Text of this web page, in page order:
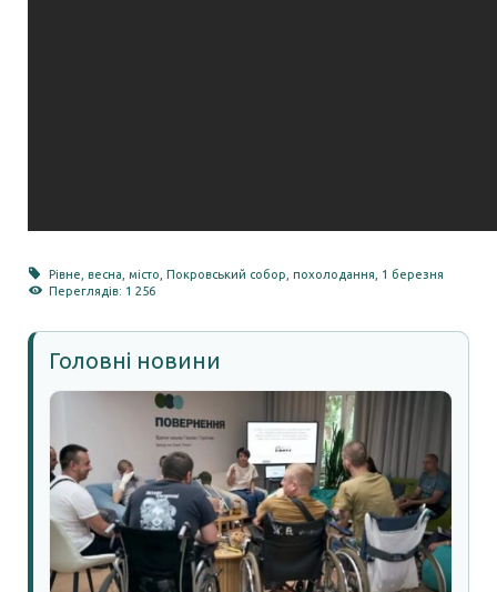
Рівне ,весна ,місто ,Покровський собор ,похолодання
1 березня
Переглядів: 1 256
Головні новини